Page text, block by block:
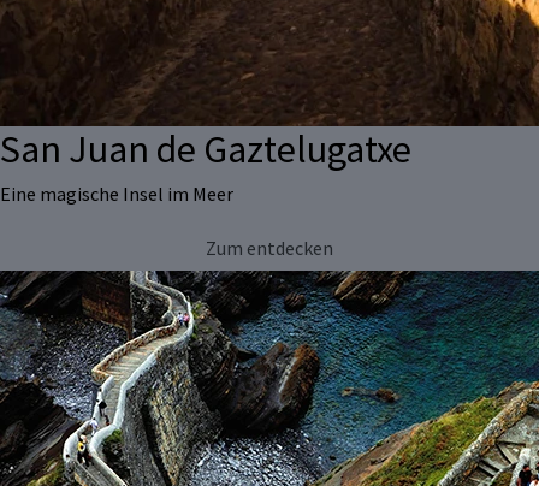
San Juan de Gaztelugatxe
Eine magische Insel im Meer
Zum entdecken